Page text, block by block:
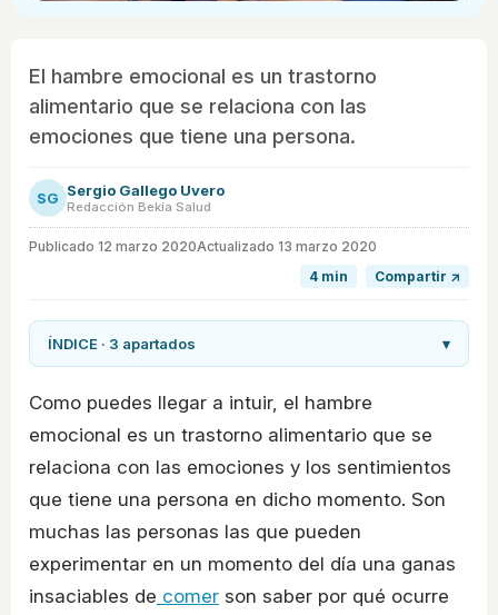
El hambre emocional es un trastorno
alimentario que se relaciona con las
emociones que tiene una persona.
SG Sergio Gallego Uvero
Redacción Bekia Salud
Publicado 12 marzo 2020Actualizado 13 marzo 2020
4 min
Compartir ↗
ÍNDICE · 3 apartados ▾
Como puedes llegar a intuir, el hambre
emocional es un trastorno alimentario que se
relaciona con las emociones y los sentimientos
que tiene una persona en dicho momento. Son
muchas las personas las que pueden
experimentar en un momento del día una ganas
insaciables de comer son saber por qué ocurre